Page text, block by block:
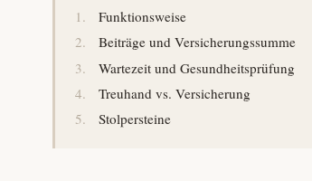
Funktionsweise
Beiträge und Versicherungs­summe
Wartezeit und Gesundheits­prüfung
Treuhand vs. Versicherung
Stolper­steine